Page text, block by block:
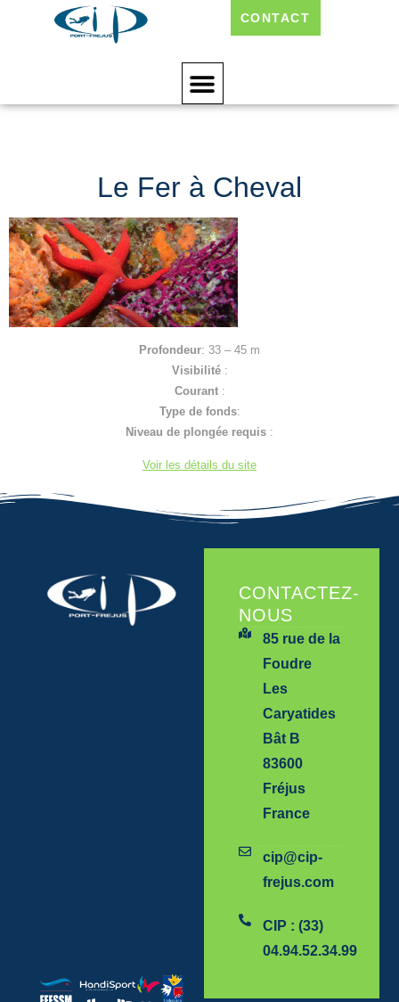
CONTACT
Le Fer à Cheval
Profondeur: 33 – 45 m
Visibilité:
Courant:
Type de fonds:
Niveau de plongée requis :
Voir les détails du site
CONTACTEZ-
NOUS
85 rue de la
Foudre
Les
Caryatides
Bât B
83600
Fréjus
France
cip@cip-
frejus.com
CIP : (33)
04.94.52.34.99